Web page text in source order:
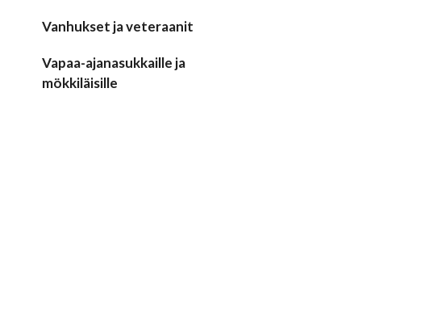
Vanhukset ja veteraanit
Vapaa-ajanasukkaille ja
mökkiläisille